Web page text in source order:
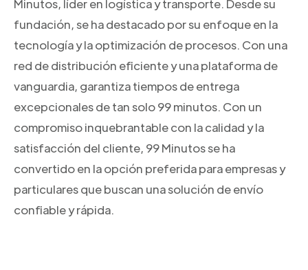
Minutos, líder en logística y transporte. Desde su
fundación, se ha destacado por su enfoque en la
tecnología y la optimización de procesos. Con una
red de distribución eficiente y una plataforma de
vanguardia, garantiza tiempos de entrega
excepcionales de tan solo 99 minutos. Con un
compromiso inquebrantable con la calidad y la
satisfacción del cliente, 99 Minutos se ha
convertido en la opción preferida para empresas y
particulares que buscan una solución de envío
confiable y rápida.